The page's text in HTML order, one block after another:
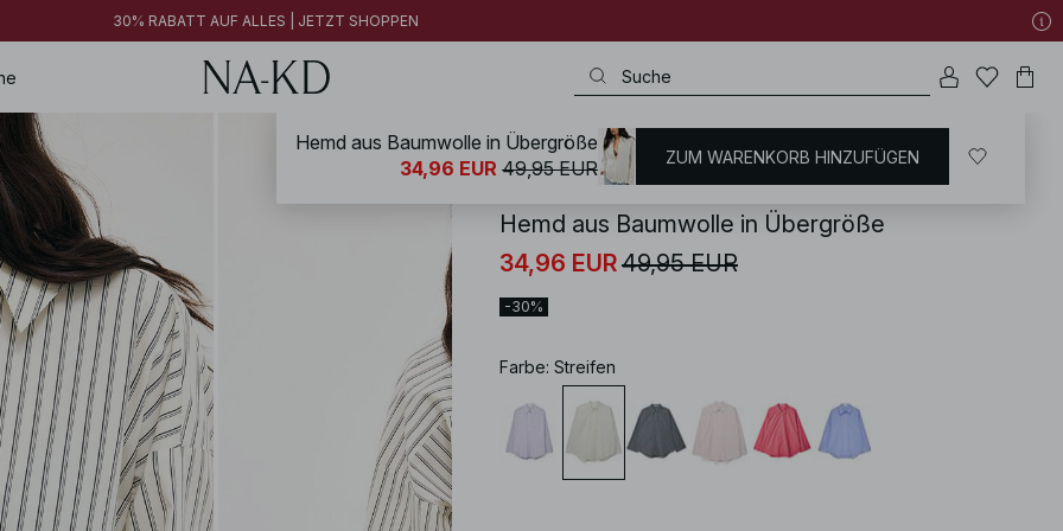
FINAL SALE | JETZT SHOPPEN
FINAL SALE | JETZT SHOPPEN
30% RABATT AUF ALLES | JETZT SHOPPEN
NA-KD / Hemden & Blusen
Hemd aus Baumwolle in Übergröße
34,96 EUR49,95 EUR
-30%
Farbe: Streifen
Hemd aus Baumwolle in Übergröße
34,96 EUR 49,95 EUR ZUM WARENKORB HINZUFÜGEN